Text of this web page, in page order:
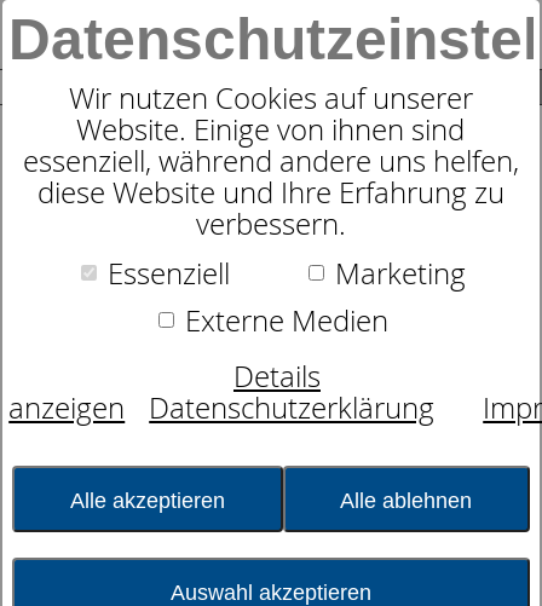
Wir nutzen Cookies auf unserer
Website. Einige von ihnen sind
essenziell, während andere uns helfen,
diese Website und Ihre Erfahrung zu
verbessern.
Essenziell
Marketing
Externe Medien
Details
anzeigen
Datenschutzerklärung
Alle akzeptieren Alle ablehnen
Auswahl akzeptieren
0
Produkte Tag- und
Nachtwäsche/Dessous/Bademoden Damen Tagwäsche
29 Produkte
Damen Tagwäsche |
Weiche Baumwolle &
atmungsaktiv
- bitte wählen -
Größe
- bitte wählen -